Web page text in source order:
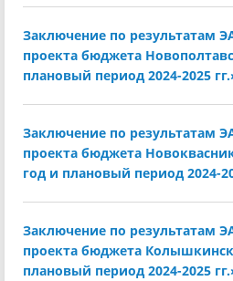
Заключение по результатам
проекта бюджета
плановый период 2024-2025
Заключение по результатам
проекта бюджета
год и плановый период 2024-
Заключение по результатам
проекта бюджета
плановый период 2024-2025